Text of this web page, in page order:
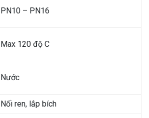
PN10 – PN16
Max 120 độ C
Nước
Nối ren, lắp bích